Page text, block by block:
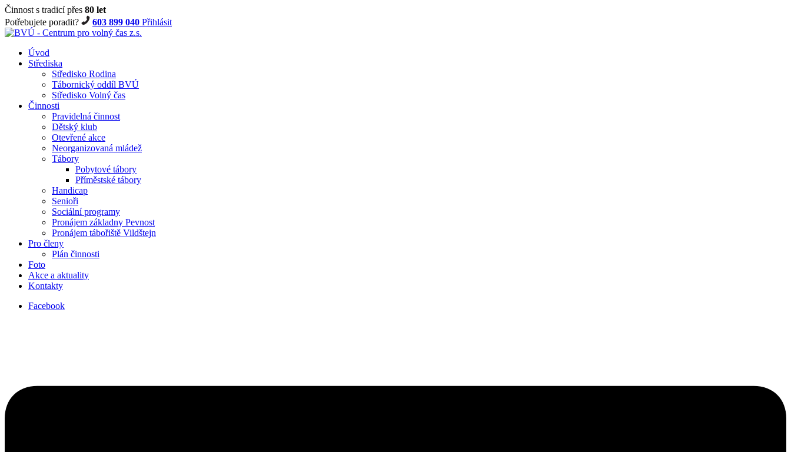
Činnost s tradicí přes 80 let
Potřebujete poradit?
603 899 040 Přihlásit
Úvod
Střediska
Středisko Rodina
Tábornický oddíl BVÚ
Středisko Volný čas
Činnosti
Pravidelná činnost
Dětský klub
Otevřené akce
Neorganizovaná mládež
Tábory
Pobytové tábory
Příměstské tábory
Handicap
Senioři
Sociální programy
Pronájem základny Pevnost
Pronájem tábořiště Vildštejn
Pro členy
Plán činnosti
Foto
Akce a aktuality
Kontakty
Facebook